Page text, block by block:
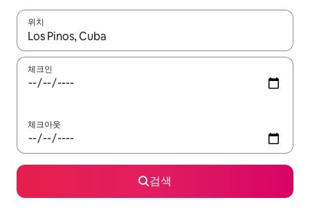
위치
결과가 나오면 위·아래 화살표 키를 사용하거나 터치 또는 스와이
체크인
체크아웃
검색